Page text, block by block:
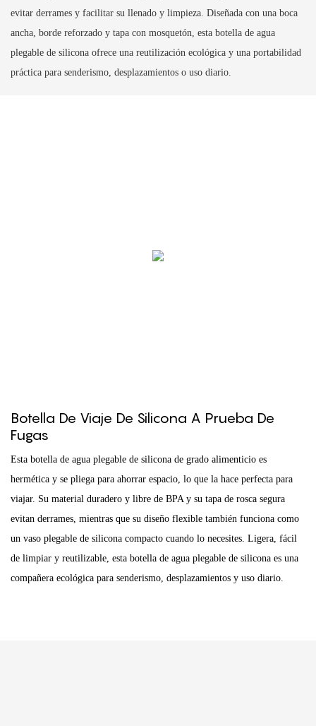
evitar derrames y facilitar su llenado y limpieza. Diseñada con una boca
ancha, borde reforzado y tapa con mosquetón, esta botella de agua
plegable de silicona ofrece una reutilización ecológica y una portabilidad
práctica para senderismo, desplazamientos o uso diario.
Botella De Viaje De Silicona A Prueba De
Fugas
Esta botella de agua plegable de silicona de grado alimenticio es
hermética y se pliega para ahorrar espacio, lo que la hace perfecta para
viajar. Su material duradero y libre de BPA y su tapa de rosca segura
evitan derrames, mientras que su diseño flexible también funciona como
un vaso plegable de silicona compacto cuando lo necesites. Ligera, fácil
de limpiar y reutilizable, esta botella de agua plegable de silicona es una
compañera ecológica para senderismo, desplazamientos y uso diario.